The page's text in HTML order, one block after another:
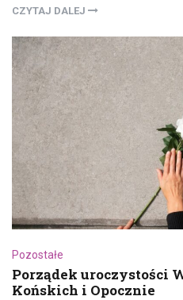
CZYTAJ DALEJ
Pozostałe
Porządek uroczystości
Końskich i Opocznie